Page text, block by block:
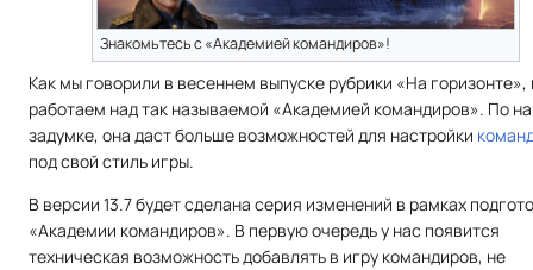
Знакомьтесь с «Академией командиров»!
Как мы говорили в весеннем выпуске рубрики «На
работаем над так называемой «Академией командиров». По
задумке, она даст больше возможностей для настройки
под свой стиль игры.
В версии 13.7 будет сделана серия изменений в рамках
«Академии командиров». В первую очередь у нас появится
техническая возможность добавлять в игру командиров, не